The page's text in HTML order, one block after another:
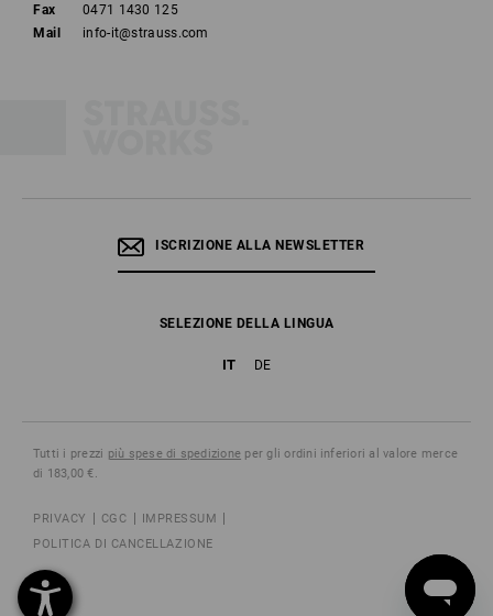
Fax
0471 1430 125
Mail
info-it@strauss.com
ISCRIZIONE ALLA NEWSLETTER
SELEZIONE DELLA LINGUA
IT DE
Tutti i prezzi più spese di spedizione per gli ordini inferiori al valore merce
di 183,00 €.
PRIVACY CGC
IMPRESSUM
POLITICA DI CANCELLAZIONE